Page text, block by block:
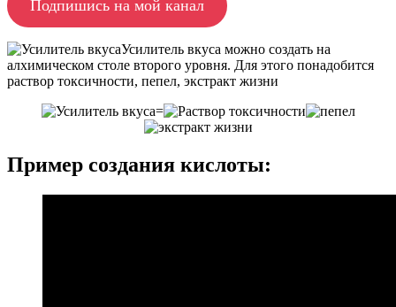
Подпишись на мой канал
Усилитель вкуса можно создать на
алхимическом столе второго уровня. Для этого понадобится
раствор токсичности, пепел, экстракт жизни
=
Пример создания кислоты: